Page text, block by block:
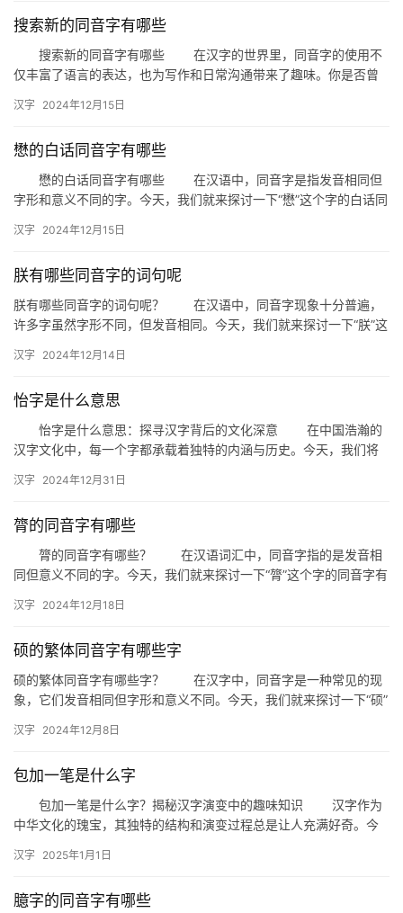
搜索新的同音字有哪些
搜索新的同音字有哪些 在汉字的世界里，同音字的使用不
仅丰富了语言的表达，也为写作和日常沟通带来了趣味。你是否曾
本文…
汉字 2024年12月15日
懋的白话同音字有哪些
懋的白话同音字有哪些 在汉语中，同音字是指发音相同但
字形和意义不同的字。今天，我们就来探讨一下“懋”这个字的白话同
汉字 2024年12月15日
朕有哪些同音字的词句呢
朕有哪些同音字的词句呢？ 在汉语中，同音字现象十分普遍，
许多字虽然字形不同，但发音相同。今天，我们就来探讨一下“朕”这
汉字 2024年12月14日
怡字是什么意思
怡字是什么意思：探寻汉字背后的文化深意 在中国浩瀚的
汉字文化中，每一个字都承载着独特的内涵与历史。今天，我们将
思？…
汉字 2024年12月31日
膂的同音字有哪些
膂的同音字有哪些？ 在汉语词汇中，同音字指的是发音相
同但意义不同的字。今天，我们就来探讨一下“膂”这个字的同音字有
汉字 2024年12月18日
硕的繁体同音字有哪些字
硕的繁体同音字有哪些字？ 在汉字中，同音字是一种常见的现
象，它们发音相同但字形和意义不同。今天，我们就来探讨一下“硕”
汉字 2024年12月8日
包加一笔是什么字
包加一笔是什么字？揭秘汉字演变中的趣味知识 汉字作为
中华文化的瑰宝，其独特的结构和演变过程总是让人充满好奇。今
是…
汉字 2025年1月1日
臆字的同音字有哪些